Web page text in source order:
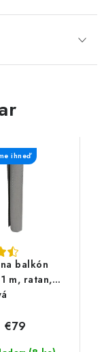
balkón
m, ratan,
ihneď
€79